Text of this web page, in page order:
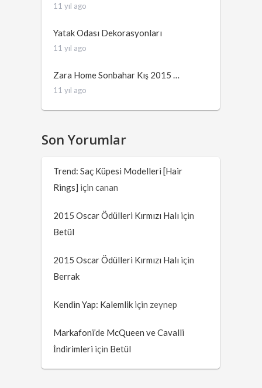
11 yıl ago
Yatak Odası Dekorasyonları
11 yıl ago
Zara Home Sonbahar Kış 2015 …
11 yıl ago
Son Yorumlar
Trend: Saç Küpesi Modelleri [Hair
Rings] içincanan
2015 Oscar Ödülleri Kırmızı Halı için
Betül
2015 Oscar Ödülleri Kırmızı Halı için
Berrak
Kendin Yap: Kalemlik için zeynep
Markafoni’de McQueen ve Cavalli
İndirimleri için Betül